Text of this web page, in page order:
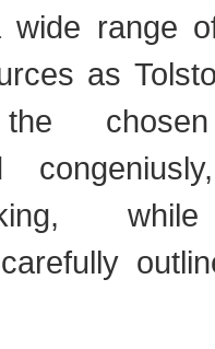
wide range
as
the